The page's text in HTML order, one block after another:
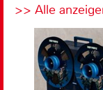
>> Alle